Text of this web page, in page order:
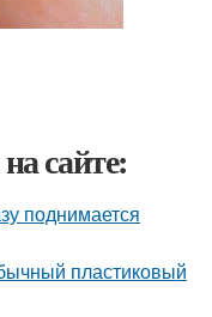
сайте:
поднимается
пластиковый